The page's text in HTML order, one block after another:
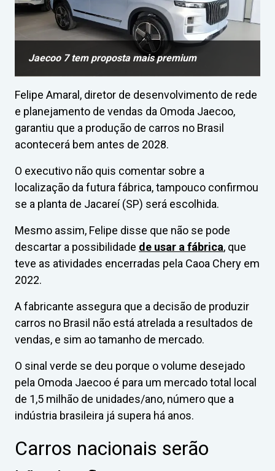
Jaecoo 7 tem proposta mais premium
Felipe Amaral, diretor de desenvolvimento de rede
e planejamento de vendas da Omoda Jaecoo,
garantiu que a produção de carros no Brasil
acontecerá bem antes de 2028.
O executivo não quis comentar sobre a
localização da futura fábrica, tampouco confirmou
se a planta de Jacareí (SP) será escolhida.
Mesmo assim, Felipe disse que não se pode
descartar a possibilidade de usar a fábrica, que
teve as atividades encerradas pela Caoa Chery em
2022.
A fabricante assegura que a decisão de produzir
carros no Brasil não está atrelada a resultados de
vendas, e sim ao tamanho de mercado.
O sinal verde se deu porque o volume desejado
pela Omoda Jaecoo é para um mercado total local
de 1,5 milhão de unidades/ano, número que a
indústria brasileira já supera há anos.
Carros nacionais serão